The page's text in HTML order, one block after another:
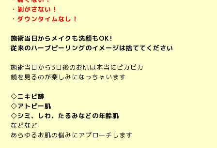
・剝がさない！
・ダウンタイムなし！
施術当日からメイクも洗顔もOK!
従来のハーブピーリングのイメージは捨ててください
施術当日から3日後のお肌は本当にピカピカ
鏡を見るのが楽しみになっちゃいます
◇ニキビ跡
◇アトピー肌
◇シミ、しわ、たるみなどの年齢肌
などなど
あらゆるお肌の悩みにアプローチします